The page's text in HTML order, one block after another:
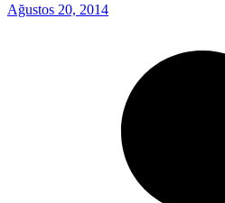
Ağustos 20, 2014